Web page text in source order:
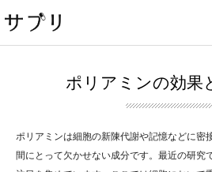
ポリアミンの効果
ポリアミンは細胞の新陳代謝や記憶などに密
間にとって欠かせない成分です。最近の研究